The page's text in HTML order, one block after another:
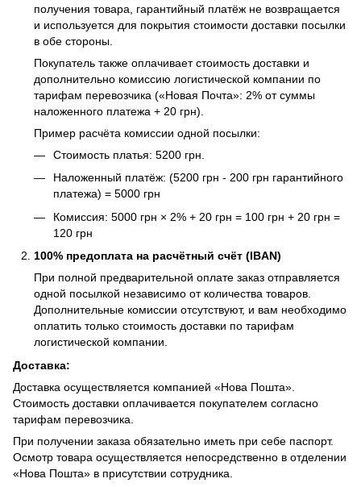
получения товара, гарантийный платёж не возвращается
и используется для покрытия стоимости доставки посылки
в обе стороны.
Покупатель также оплачивает стоимость доставки и
дополнительно комиссию логистической компании по
тарифам перевозчика («Новая Почта»: 2% от суммы
наложенного платежа + 20 грн).
Пример расчёта комиссии одной посылки:
Стоимость платья: 5200 грн.
Наложенный платёж: (5200 грн - 200 грн гарантийного
платежа) = 5000 грн
Комиссия: 5000 грн × 2% + 20 грн = 100 грн + 20 грн =
120 грн
100% предоплата на расчётный счёт (IBAN)
При полной предварительной оплате заказ отправляется
одной посылкой независимо от количества товаров.
Дополнительные комиссии отсутствуют, и вам необходимо
оплатить только стоимость доставки по тарифам
логистической компании.
Доставка:
Доставка осуществляется компанией «Нова Пошта».
Стоимость доставки оплачивается покупателем согласно
тарифам перевозчика.
При получении заказа обязательно иметь при себе паспорт.
Осмотр товара осуществляется непосредственно в отделении
«Нова Пошта» в присутствии сотрудника.